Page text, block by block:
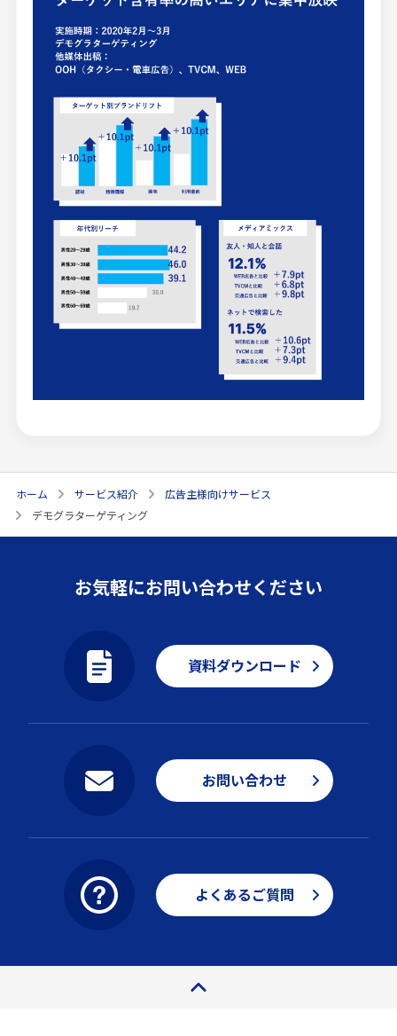
ホーム サービス紹介
広告主様向けサービス
デモグラターゲティング
お気軽にお問い合わせください
資料ダウンロード
お問い合わせ
よくあるご質問